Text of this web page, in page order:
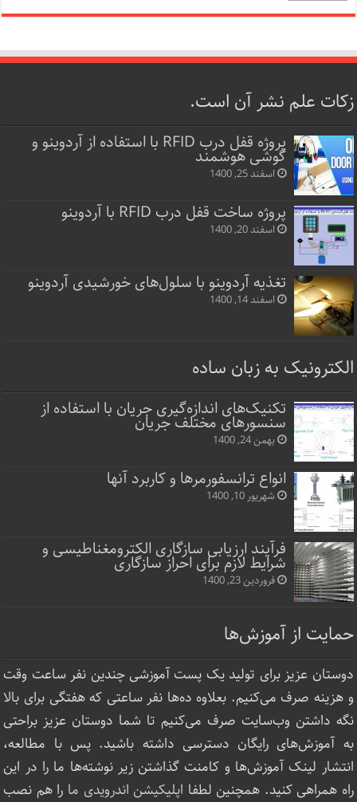
زکات علم نشر آن است.
پروژه قفل‌ درب RFID با استفاده از آردوینو و
گوشی هوشمند
اسفند 25, 1400
پروژه ساخت قفل‌ درب RFID با آردوینو
اسفند 20, 1400
تغذیه آردوینو با سلول‌های خورشیدی آردوینو
اسفند 14, 1400
الکترونیک به زبان ساده
تکنیک‌های اندازه‌گیری جریان با استفاده از
سنسورهای مختلف جریان
بهمن 24, 1400
انواع ترانسفورمرها و کاربرد آنها
شهریور 10, 1400
فرآیند ارزیابی سازگاری الکترومغناطیسی و
شرایط لازم برای احراز سازگاری
فروردین 23, 1400
حمایت از آموزش‌ها
دوستان عزیز برای تولید یک پست آموزشی چندین نفر ساعت‌ وقت
و هزینه صرف می‌کنیم. بعلاوه ده‌ها نفر ساعتی که هفتگی برای بالا
نگه داشتن وب‌سایت صرف ‌می‌کنیم تا شما دوستان عزیز براحتی
به آموزش‌های رایگان دسترسی داشته باشید. پس با مطالعه،
انتشار لینک‌ آموزش‌ها و کامنت گذاشتن زیر نوشته‌‌ها ما را در این
راه همراهی کنید. همچنین لطفا اپلیکیشن اندرویدی ما را هم نصب